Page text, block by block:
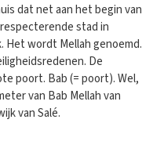
dat net aan het begin van
stad in
Het wordt Mellah genoemd.
De
poort. Bab (= poort). Wel,
van Bab Mellah van
van Salé.